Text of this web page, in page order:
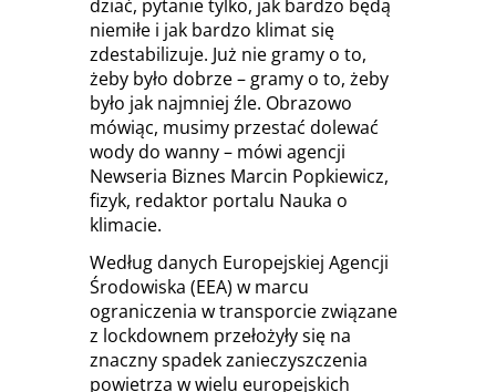
dziać, pytanie tylko, jak bardzo będą
niemiłe i jak bardzo klimat się
zdestabilizuje. Już nie gramy o to,
żeby było dobrze – gramy o to, żeby
było jak najmniej źle. Obrazowo
mówiąc, musimy przestać dolewać
wody do wanny – mówi agencji
Newseria Biznes Marcin Popkiewicz,
fizyk, redaktor portalu Nauka o
klimacie.
Według danych Europejskiej Agencji
Środowiska (EEA) w marcu
ograniczenia w transporcie związane
z lockdownem przełożyły się na
znaczny spadek zanieczyszczenia
powietrza w wielu europejskich